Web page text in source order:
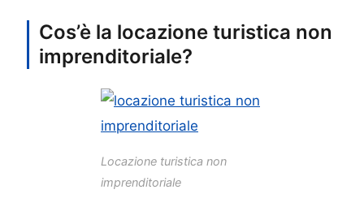
Cos’è la locazione turistica non
imprenditoriale?
Locazione turistica non
imprenditoriale